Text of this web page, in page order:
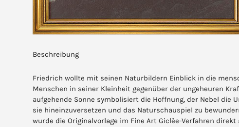
Beschreibung
Friedrich wollte mit seinen Naturbildern Einblick in die
Menschen in seiner Kleinheit gegenüber der ungeheuren
aufgehende Sonne symbolisiert die Hoffnung, der Nebel die
sie hineinzuversetzen und das Naturschauspiel zu
wurde die Originalvorlage im Fine Art Giclée-Verfahren